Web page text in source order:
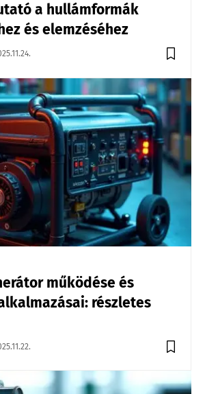
a hullámformák
és elemzéséhez
működése és
részletes